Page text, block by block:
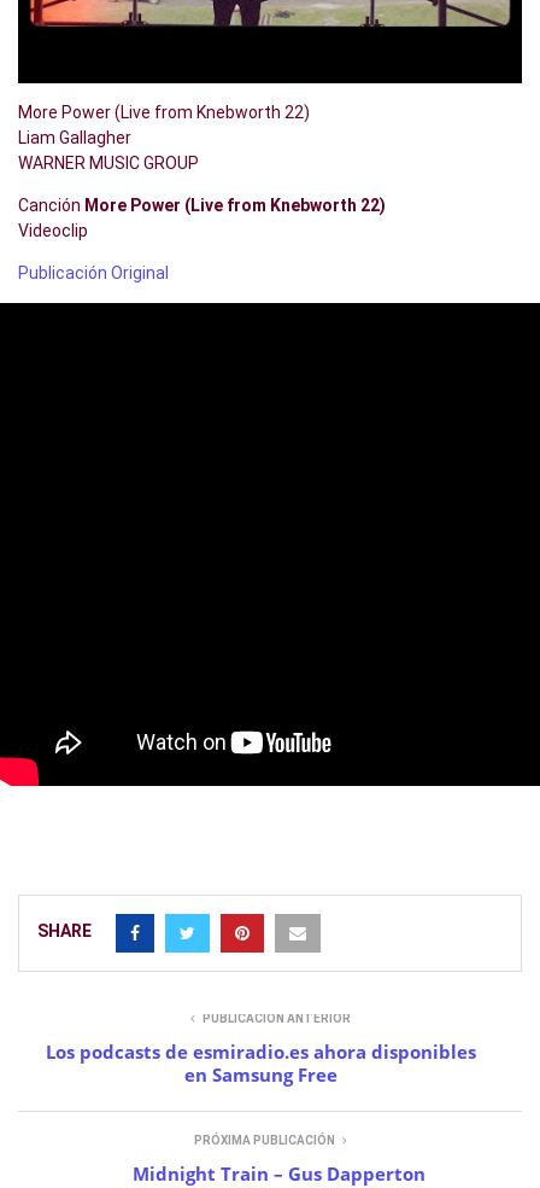
More Power (Live from Knebworth 22)
Liam Gallagher
WARNER MUSIC GROUP
Canción More Power (Live from Knebworth 22)
Videoclip
Publicación Original
SHARE
PUBLICACIÓN ANTERIOR
Los podcasts de esmiradio.es ahora disponibles
en Samsung Free
PRÓXIMA PUBLICACIÓN
Midnight Train – Gus Dapperton